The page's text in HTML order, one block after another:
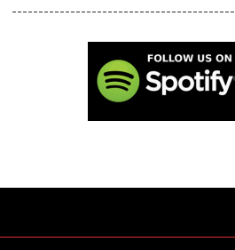
------------------------------------------